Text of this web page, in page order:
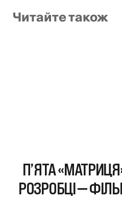
Читайте також
П’ЯТА
РОЗРОБЦІ —